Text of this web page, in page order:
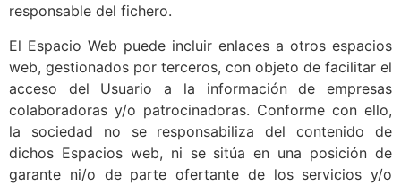
responsable del fichero.
El Espacio Web puede incluir enlaces a otros espacios
web, gestionados por terceros, con objeto de facilitar el
acceso del Usuario a la información de empresas
colaboradoras y/o patrocinadoras. Conforme con ello,
la sociedad no se responsabiliza del contenido de
dichos Espacios web, ni se sitúa en una posición de
garante ni/o de parte ofertante de los servicios y/o